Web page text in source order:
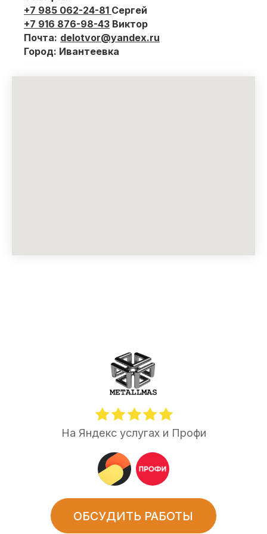
+7 985 062-24-81 Сергей
+7 916 876-98-43 Виктор
Почта: delotvor@yandex.ru
Город: Ивантеевка